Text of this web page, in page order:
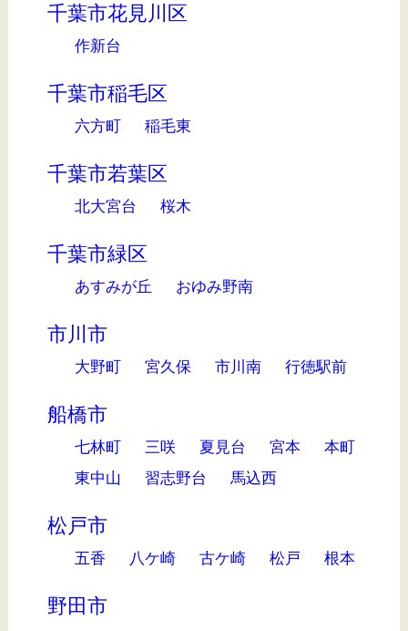
千葉市花見川区
作新台
千葉市稲毛区
六方町 稲毛東
千葉市若葉区
北大宮台 桜木
千葉市緑区
あすみが丘 おゆみ野南
市川市
大野町 宮久保 市川南 行徳駅前
船橋市
七林町 三咲 夏見台 宮本
本町
東中山
習志野台 馬込西
松戸市
五香 八ケ崎 古ケ崎 松戸 根本
野田市